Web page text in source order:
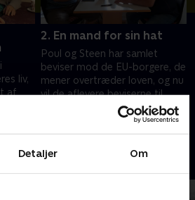
Detaljer Om
liv,
af
2. En mand for sin hat
Poul og Steen har samlet
beviser mod de EU-borgere, de
mener overtræder loven, og nu
vil de aflevere beviserne til
17. december 2023 • 12 min